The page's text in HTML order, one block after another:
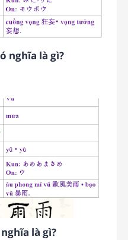
nghĩa là gì?
là gì?